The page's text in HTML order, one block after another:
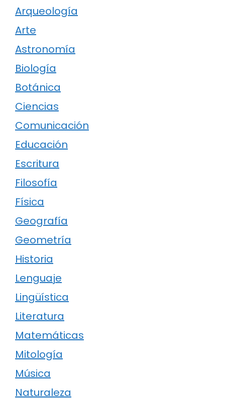
Arqueología
Arte
Astronomía
Biología
Botánica
Ciencias
Comunicación
Educación
Escritura
Filosofía
Física
Geografía
Geometría
Historia
Lenguaje
Lingüística
Literatura
Matemáticas
Mitología
Música
Naturaleza